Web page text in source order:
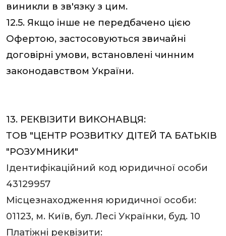
виникли в зв'язку з цим.
12.5. Якщо інше не передбачено цією
Офертою, застосовуються звичайні
договірні умови, встановлені чинним
законодавством України.
13. РЕКВІЗИТИ ВИКОНАВЦЯ:
ТОВ "ЦЕНТР РОЗВИТКУ ДІТЕЙ ТА БАТЬКІВ
"РОЗУМНИКИ"
Ідентифікаційний код юридичної особи
43129957
Місцезнаходження юридичної особи:
01123, м. Київ, бул. Лесі Українки, буд. 10
Платіжні реквізити: